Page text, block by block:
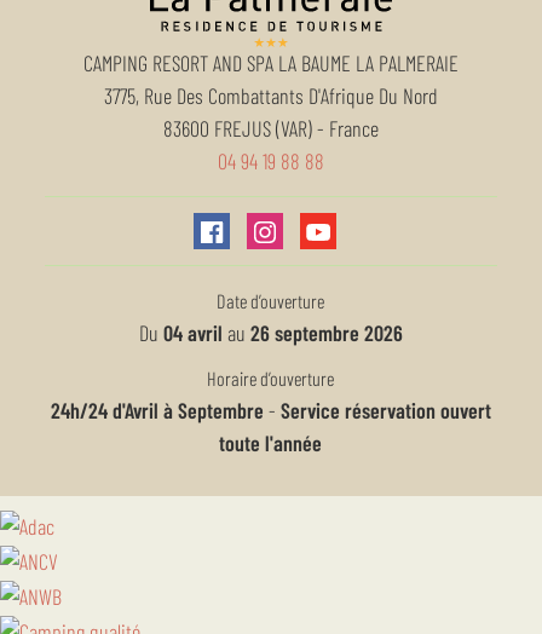
CAMPING RESORT AND SPA LA BAUME LA PALMERAIE
3775, Rue Des Combattants D'Afrique Du Nord
83600 FREJUS (VAR)- France
04 94 19 88 88
Date d’ouverture
Du 04 avril au 26 septembre 2026
Horaire d’ouverture
24h/24 d'Avril à Septembre - Service réservation ouvert
toute l'année